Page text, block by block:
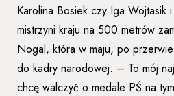
Karolina Bosiek czy Iga Wojtasik
mistrzyni kraju na 500 metrów
Nogal, która w maju, po przerwie
do kadry narodowej. – To mój
chcę walczyć o medale PŚ na